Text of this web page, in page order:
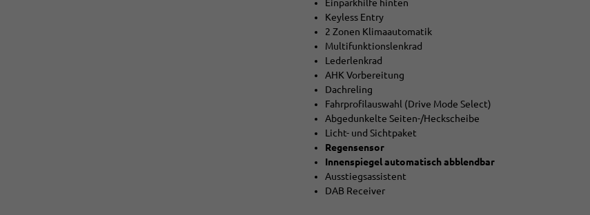
Einparkhilfe hinten
Keyless Entry
2 Zonen Klimaautomatik
Multifunktionslenkrad
Lederlenkrad
AHK Vorbereitung
Dachreling
Fahrprofilauswahl (Drive Mode Select)
Abgedunkelte Seiten-/Heckscheibe
Licht- und Sichtpaket
Regensensor
Innenspiegel automatisch abblendbar
Ausstiegsassistent
DAB Receiver